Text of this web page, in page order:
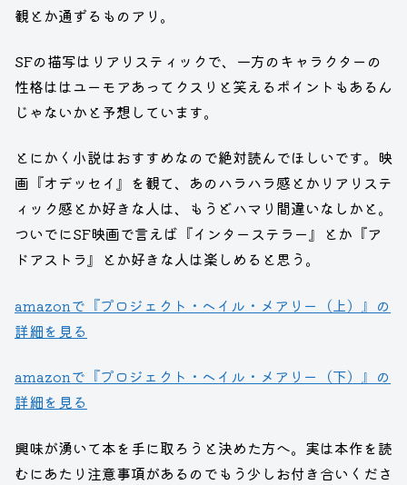
観とか通ずるものアリ。
SFの描写はリアリスティックで、一方のキャラクターの
性格ははユーモアあってクスりと笑えるポイントもあるん
じゃないかと予想しています。
とにかく小説はおすすめなので絶対読んでほしいです。映
画『オデッセイ』を観て、あのハラハラ感とかリアリステ
ィック感とか好きな人は、もうどハマり間違いなしかと。
ついでにSF映画で言えば『インターステラー』とか『ア
ドアストラ』とか好きな人は楽しめると思う。
amazonで『プロジェクト・ヘイル・メアリー（上）』の
詳細を見る
amazonで『プロジェクト・ヘイル・メアリー（下）』の
詳細を見る
興味が湧いて本を手に取ろうと決めた方へ。実は本作を読
むにあたり注意事項があるのでもう少しお付き合いくださ